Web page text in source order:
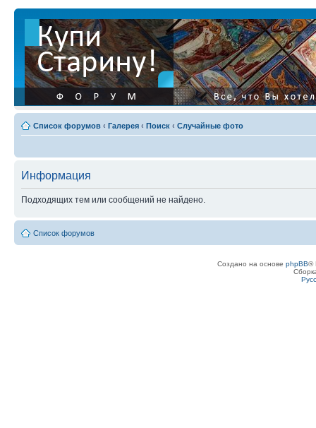
Список форумов ‹ Галерея ‹ Поиск ‹ Случайные фото
Информация
Подходящих тем или сообщений не найдено.
Список форумов
Создано на основе phpBB®